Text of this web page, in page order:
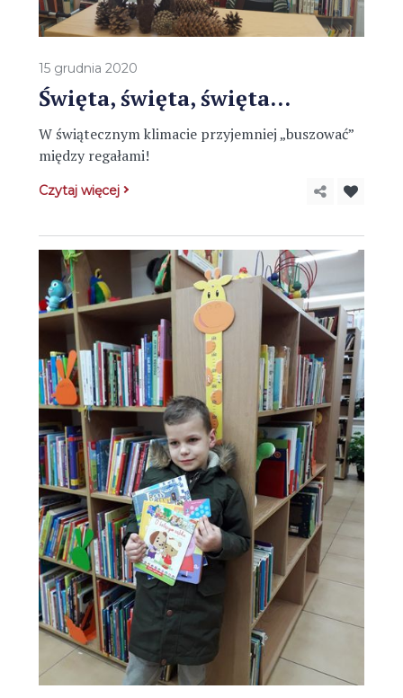
15 grudnia 2020
Święta, święta, święta…
W świątecznym klimacie przyjemniej „buszować”
między regałami!
Czytaj więcej